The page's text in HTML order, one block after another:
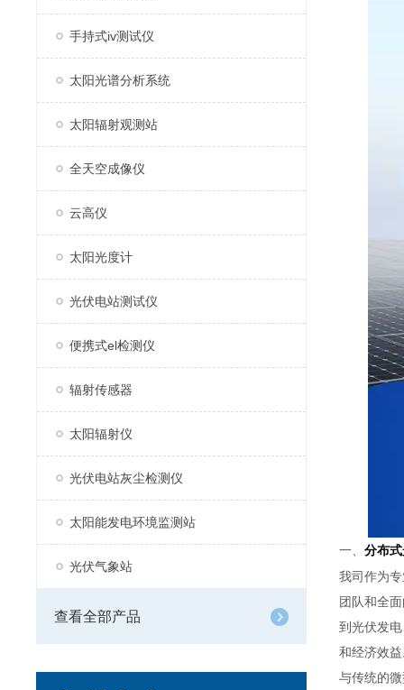
手持式iv测试仪
太阳光谱分析系统
太阳辐射观测站
全天空成像仪
云高仪
太阳光度计
光伏电站测试仪
便携式el检测仪
辐射传感器
太阳辐射仪
光伏电站灰尘检测仪
太阳能发电环境监测站
光伏气象站
查看全部产品
一、 分布
我司作为
团队和全
到光伏发
和经济效
与传统的